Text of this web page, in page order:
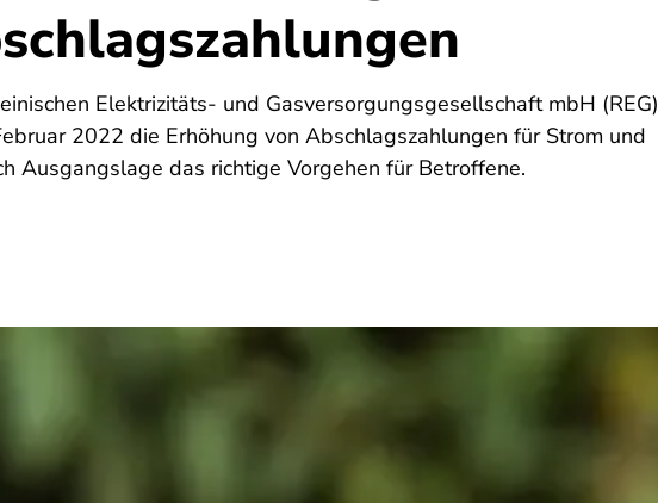
Elektrizitäts- und Gasversorgungsgesellschaft mbH (REG)
2022 die Erhöhung von Abschlagszahlungen für Strom und
Ausgangslage das richtige Vorgehen für Betroffene.